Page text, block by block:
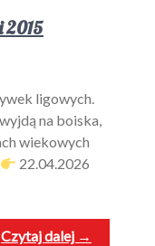
2015
ligowych.
na boiska,
wiekowych
22.04.2026
Czytaj dalej →